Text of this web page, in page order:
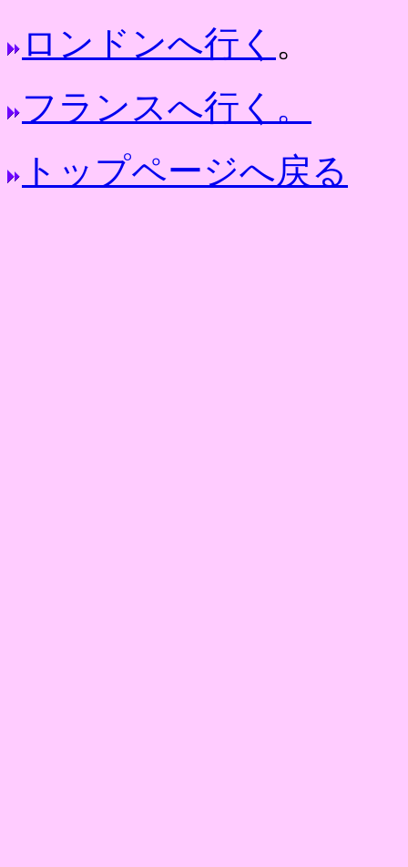
ロンドンへ行く 。
フランスへ行く。
トップページへ戻る